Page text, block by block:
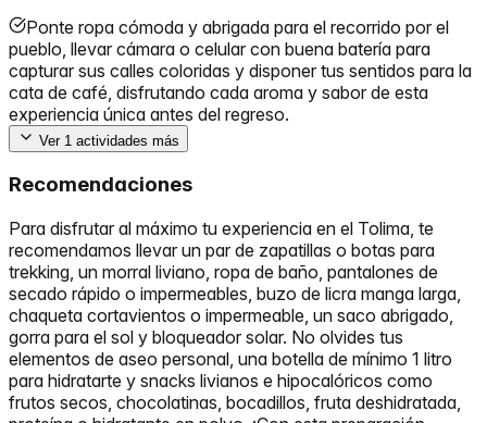
Ponte ropa cómoda y abrigada para el recorrido por el
pueblo, llevar cámara o celular con buena batería para
capturar sus calles coloridas y disponer tus sentidos para la
cata de café, disfrutando cada aroma y sabor de esta
experiencia única antes del regreso.
Ver 1 actividades más
Recomendaciones
Para disfrutar al máximo tu experiencia en el Tolima, te
recomendamos llevar un par de zapatillas o botas para
trekking, un morral liviano, ropa de baño, pantalones de
secado rápido o impermeables, buzo de licra manga larga,
chaqueta cortavientos o impermeable, un saco abrigado,
gorra para el sol y bloqueador solar. No olvides tus
elementos de aseo personal, una botella de mínimo 1 litro
para hidratarte y snacks livianos e hipocalóricos como
frutos secos, chocolatinas, bocadillos, fruta deshidratada,